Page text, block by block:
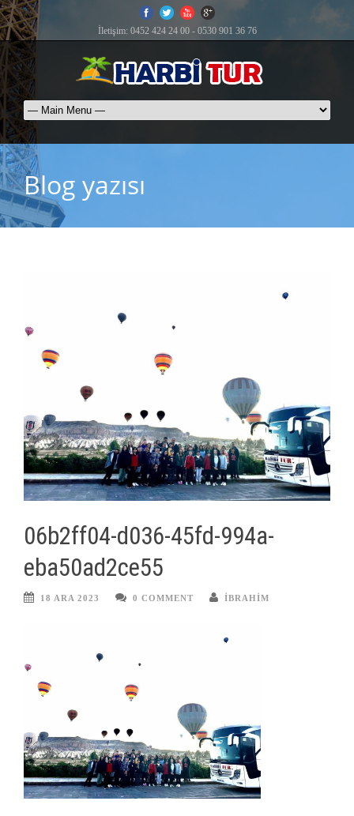
İletişim: 0452 424 24 00 - 0530 901 36 76
Blog yazısı
06b2ff04-d036-45fd-994a-
eba50ad2ce55
18 ARA 2023 0 COMMENT IBRAHIM